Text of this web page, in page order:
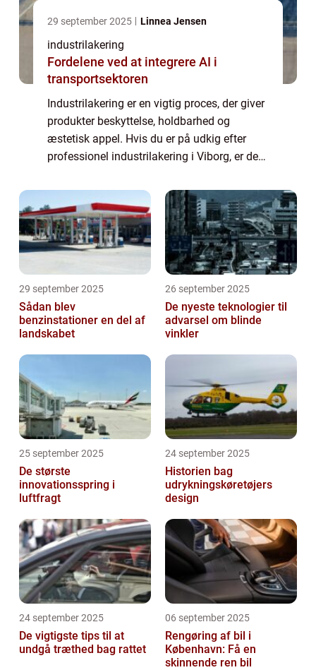
29 september 2025 Linnea Jensen
industrilakering
Fordelene ved at integrere AI i
transportsektoren
Industrilakering er en vigtig proces, der giver
produkter beskyttelse, holdbarhed og
æstetisk appel. Hvis du er på udkig efter
professionel industrilakering i Viborg, er der
får den bed...
29 september 2025
Sådan blev
benzinstationer en del af
landskabet
26 september 2025
De nyeste teknologier til
advarsel om blinde
vinkler
25 september 2025
De største
innovationsspring i
luftfragt
24 september 2025
Historien bag
udrykningskøretøjers
design
24 september 2025
De vigtigste tips til at
undgå træthed bag rattet
06 september 2025
Rengøring af bil i
København: Få en
skinnende ren bil